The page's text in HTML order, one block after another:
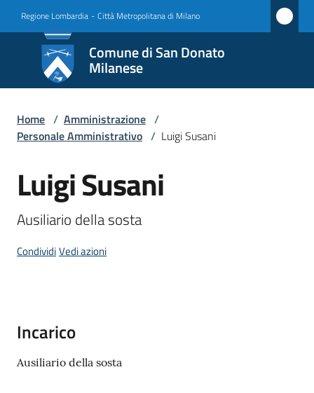
Regione Lombardia - Città Metropolitana di Milano
Comune di San Donato
Milanese
Comune
di San
Donato
Milanese
Amministrazione
Menu selezionato
Novità
Servizi
Milanese
Home / Amministrazione /
Personale Amministrativo / Luigi Susani
Salta al contenuto
Luigi Susani
Ausiliario della sosta
CondividiVedi azioni
Incarico
Ausiliario della sosta